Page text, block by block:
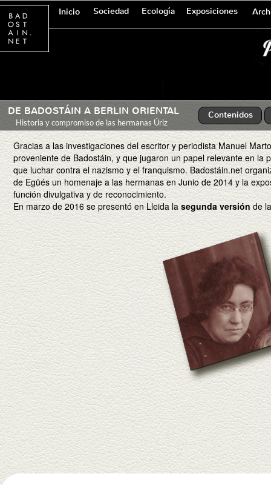
Inicio Sociedad Ecología Exposiciones
DE BADOSTÁIN A BERLIN ORIENTAL
Historia y compromiso de las hermanas Úriz
Contenidos
Gracias a las investigaciones del escritor y periodista Manuel
proveniente de Badostáin, y que jugaron un papel relevante en
que luchar contra el nazismo y el franquismo. Badostáin.net
de Egüés un homenaje a las hermanas en Junio de 2014 y la
función divulgativa y de reconocimiento.
En marzo de 2016 se presentó en Lleida lasegunda versiónde